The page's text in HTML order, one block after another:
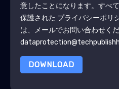
意したことになります。すべ
保護された プライバシーポリ
は、メールでお問い合わせく
DOWNLOAD